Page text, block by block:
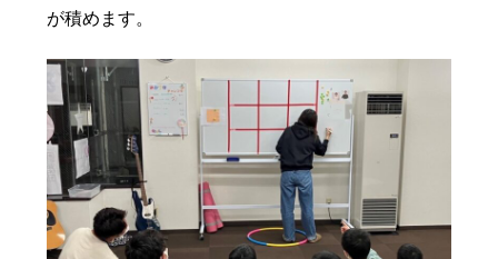
が積めます。